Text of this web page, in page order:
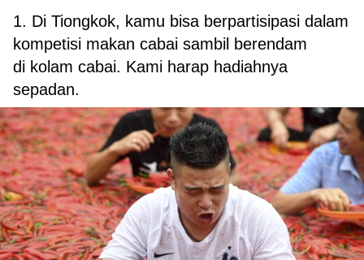
1. Di Tiongkok, kamu bisa berpartisipasi dalam
kompetisi makan cabai sambil berendam
di kolam cabai. Kami harap hadiahnya
sepadan.